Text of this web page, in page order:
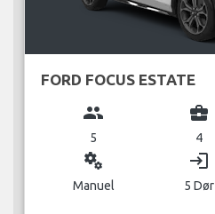
FORD FOCUS ESTATE
group
5
business_center
4
miscellaneous_services
Manuel
login
5 Dør